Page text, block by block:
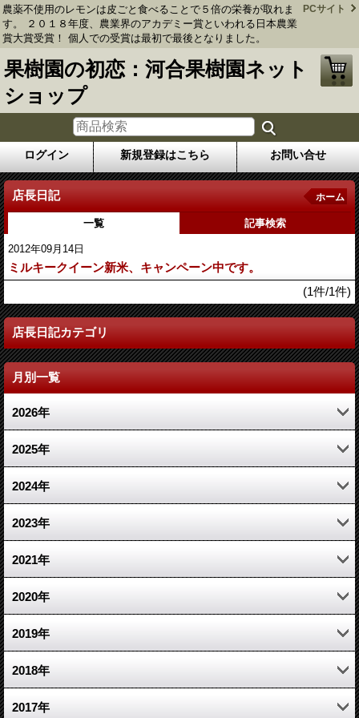
農薬不使用のレモンは皮ごと食べることで５倍の栄養が取れま
す。 ２０１８年度、農業界のアカデミー賞といわれる日本農業
賞大賞受賞！ 個人での受賞は最初で最後となりました。
PCサイト
果樹園の初恋：河合果樹園ネット
ショップ
ログイン 新規登録はこちら お問い合せ
店長日記 ホーム
一覧 記事検索
2012年09月14日
ミルキークイーン新米、キャンペーン中です。
(1件/1件)
店長日記カテゴリ
月別一覧
2026年
4月 (1)
2月 (1)
1月 (1)
2025年
11月 (1)
3月 (1)
1月 (1)
2024年
10月 (1)
7月 (1)
3月 (2)
1月 (1)
2023年
12月 (2)
2021年
10月 (1)
6月 (1)
2月 (2)
2020年
10月 (1)
3月 (1)
2月 (1)
2019年
12月 (1)
4月 (1)
2018年
5月 (1)
2017年